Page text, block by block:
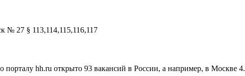
27 § 113,114,115,116,117
порталу hh.ru открыто 93 вакансий в России, а например, в Москве 4.